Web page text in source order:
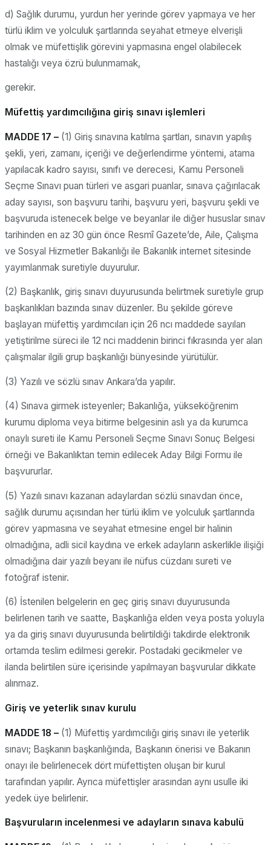
d) Sağlık durumu, yurdun her yerinde görev yapmaya ve her
türlü iklim ve yolculuk şartlarında seyahat etmeye elverişli
olmak ve müfettişlik görevini yapmasına engel olabilecek
hastalığı veya özrü bulunmamak,
gerekir.
Müfettiş yardımcılığına giriş sınavı işlemleri
MADDE 17 – (1) Giriş sınavına katılma şartları, sınavın yapılış
şekli, yeri, zamanı, içeriği ve değerlendirme yöntemi, atama
yapılacak kadro sayısı, sınıfı ve derecesi, Kamu Personeli
Seçme Sınavı puan türleri ve asgari puanlar, sınava çağırılacak
aday sayısı, son başvuru tarihi, başvuru yeri, başvuru şekli ve
başvuruda istenecek belge ve beyanlar ile diğer hususlar sınav
tarihinden en az 30 gün önce Resmî Gazete’de, Aile, Çalışma
ve Sosyal Hizmetler Bakanlığı ile Bakanlık internet sitesinde
yayımlanmak suretiyle duyurulur.
(2) Başkanlık, giriş sınavı duyurusunda belirtmek suretiyle grup
başkanlıkları bazında sınav düzenler. Bu şekilde göreve
başlayan müfettiş yardımcıları için 26 ncı maddede sayılan
yetiştirilme süreci ile 12 nci maddenin birinci fıkrasında yer alan
çalışmalar ilgili grup başkanlığı bünyesinde yürütülür.
(3) Yazılı ve sözlü sınav Ankara’da yapılır.
(4) Sınava girmek isteyenler; Bakanlığa, yükseköğrenim
kurumu diploma veya bitirme belgesinin aslı ya da kurumca
onaylı sureti ile Kamu Personeli Seçme Sınavı Sonuç Belgesi
örneği ve Bakanlıktan temin edilecek Aday Bilgi Formu ile
başvururlar.
(5) Yazılı sınavı kazanan adaylardan sözlü sınavdan önce,
sağlık durumu açısından her türlü iklim ve yolculuk şartlarında
görev yapmasına ve seyahat etmesine engel bir halinin
olmadığına, adli sicil kaydına ve erkek adayların askerlikle ilişiği
olmadığına dair yazılı beyanı ile nüfus cüzdanı sureti ve
fotoğraf istenir.
(6) İstenilen belgelerin en geç giriş sınavı duyurusunda
belirlenen tarih ve saatte, Başkanlığa elden veya posta yoluyla
ya da giriş sınavı duyurusunda belirtildiği takdirde elektronik
ortamda teslim edilmesi gerekir. Postadaki gecikmeler ve
ilanda belirtilen süre içerisinde yapılmayan başvurular dikkate
alınmaz.
Giriş ve yeterlik sınav kurulu
MADDE 18 – (1) Müfettiş yardımcılığı giriş sınavı ile yeterlik
sınavı; Başkanın başkanlığında, Başkanın önerisi ve Bakanın
onayı ile belirlenecek dört müfettişten oluşan bir kurul
tarafından yapılır. Ayrıca müfettişler arasından aynı usulle iki
yedek üye belirlenir.
Başvuruların incelenmesi ve adayların sınava kabulü